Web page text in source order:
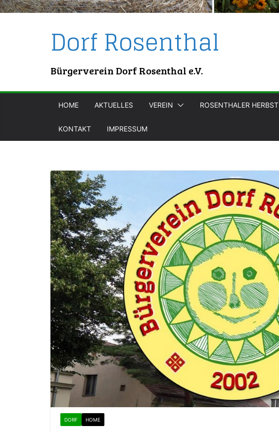
Dorf Rosenthal
Bürgerverein Dorf Rosenthal e.V.
HOME AKTUELLES VEREIN ROSENTHALER HERBST
KONTAKT IMPRESSUM
DORF HOME